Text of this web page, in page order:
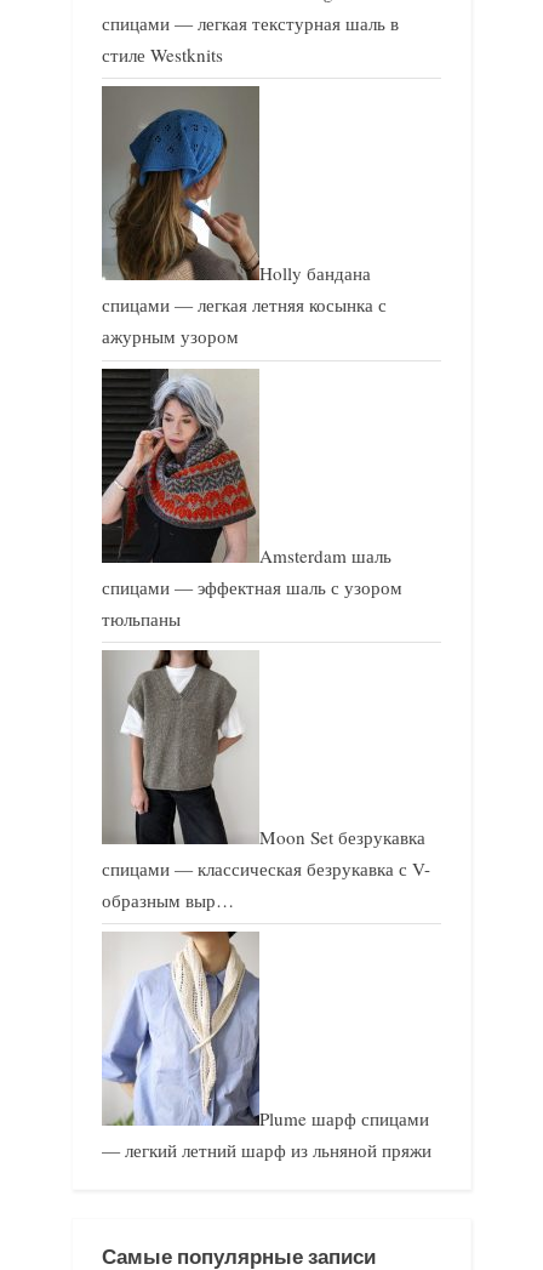
спицами — легкая текстурная шаль в
стиле Westknits
Holly бандана
спицами — легкая летняя косынка с
ажурным узором
Amsterdam шаль
спицами — эффектная шаль с узором
тюльпаны
Moon Set безрукавка
спицами — классическая безрукавка с V-
образным выр…
Plume шарф спицами
— легкий летний шарф из льняной пряжи
Самые популярные записи